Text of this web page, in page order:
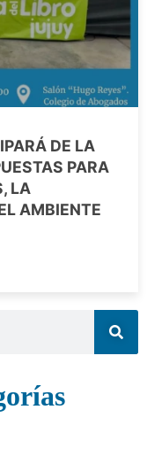
DE LA
PARA
LA
AMBIENTE